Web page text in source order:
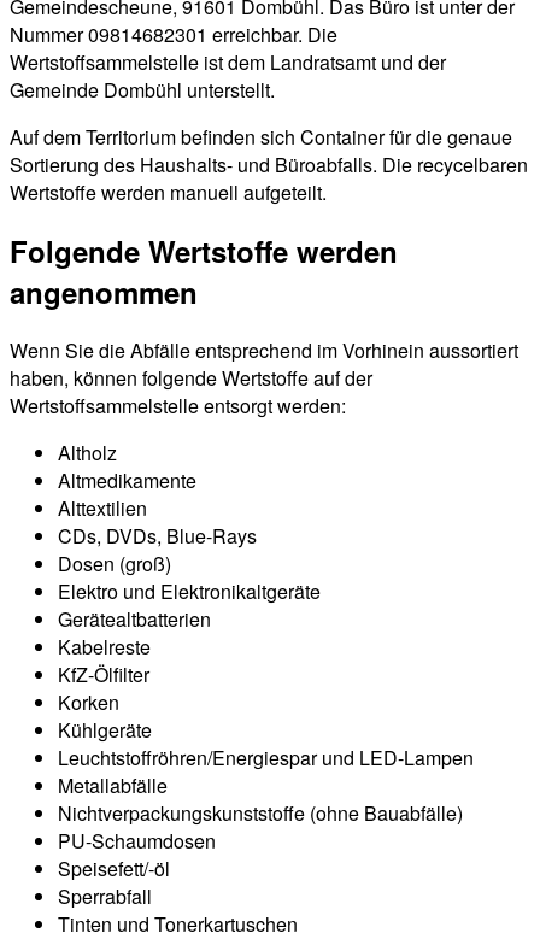
Gemeindescheune, 91601 Dombühl. Das Büro ist unter der
Nummer 09814682301 erreichbar. Die
Wertstoffsammelstelle ist dem Landratsamt und der
Gemeinde Dombühl unterstellt.
Auf dem Territorium befinden sich Container für die genaue
Sortierung des Haushalts- und Büroabfalls. Die recycelbaren
Wertstoffe werden manuell aufgeteilt.
Folgende Wertstoffe werden
angenommen
Wenn Sie die Abfälle entsprechend im Vorhinein aussortiert
haben, können folgende Wertstoffe auf der
Wertstoffsammelstelle entsorgt werden:
Altholz
Altmedikamente
Alttextilien
CDs, DVDs, Blue-Rays
Dosen (groß)
Elektro und Elektronikaltgeräte
Gerätealtbatterien
Kabelreste
KfZ-Ölfilter
Korken
Kühlgeräte
Leuchtstoffröhren/Energiespar und LED-Lampen
Metallabfälle
Nichtverpackungskunststoffe (ohne Bauabfälle)
PU-Schaumdosen
Speisefett/-öl
Sperrabfall
Tinten und Tonerkartuschen